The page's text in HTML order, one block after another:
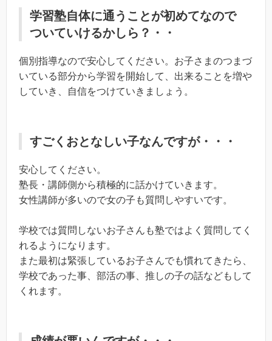
学習塾自体に通うことが初めてなので
ついていけるかしら？・・
個別指導なので安心してください。お子さまのつまづ
いている部分から学習を開始して、出来ることを増や
していき、自信をつけていきましょう。
すごくおとなしい子なんですが・・・
安心してください。
塾長・講師側から積極的に話かけていきます。
女性講師が多いので女の子も質問しやすいです。
学校では質問しないお子さんも塾ではよく質問してく
れるようになります。
また最初は緊張しているお子さんでも慣れてきたら、
学校であった事、部活の事、推しの子の話などもして
くれます。